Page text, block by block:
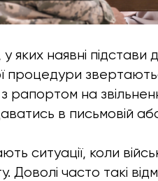
яких наявні підстави
процедури
рапортом на
в письмовій
ситуації, коли
Доволі часто такі